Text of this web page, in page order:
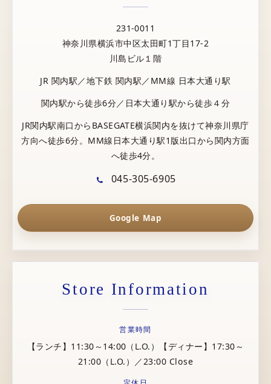
231-0011
神奈川県横浜市中区太田町1丁目17-2
川島ビル１階
JR 関内駅／地下鉄 関内駅／MM線 日本大通り駅
関内駅から徒歩6分／日本大通り駅から徒歩４分
JR関内駅南口からBASEGATE横浜関内を抜けて神奈川県庁
方向へ徒歩6分。MM線日本大通り駅1版出口から関内方面
へ徒歩4分。
045-305-6905
Google Map
Store Information
営業時間
【ランチ】11:30～14:00（L.O.）【ディナー】17:30～
21:00（L.O.）／23:00 Close